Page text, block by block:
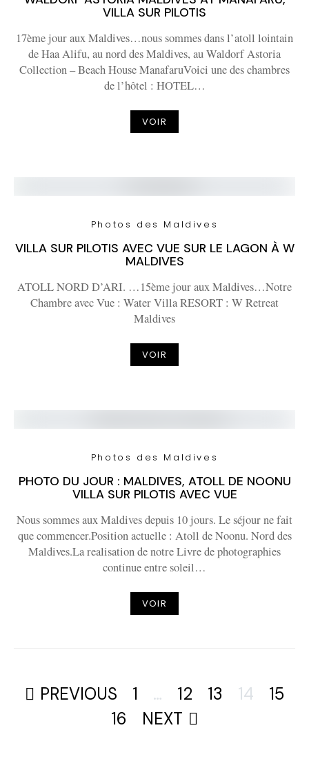
VILLA SUR PILOTIS
17ème jour aux Maldives…nous sommes dans l’atoll lointain
de Haa Alifu, au nord des Maldives, au Waldorf Astoria
Collection – Beach House ManafaruVoici une des chambres
de l’hôtel : HOTEL…
VOIR
Photos des Maldives
VILLA SUR PILOTIS AVEC VUE SUR LE LAGON À W
MALDIVES
ATOLL NORD D’ARI. …15ème jour aux Maldives…Notre
Chambre avec Vue : Water Villa RESORT : W Retreat
Maldives
VOIR
Photos des Maldives
PHOTO DU JOUR : MALDIVES, ATOLL DE NOONU
VILLA SUR PILOTIS AVEC VUE
Nous sommes aux Maldives depuis 10 jours. Le séjour ne fait
que commencer.Position actuelle : Atoll de Noonu. Nord des
Maldives.La realisation de notre Livre de photographies
continue entre soleil…
VOIR
PAGINATION
DES
PREVIOUS 1 … 12 13 14
15
16
NEXT